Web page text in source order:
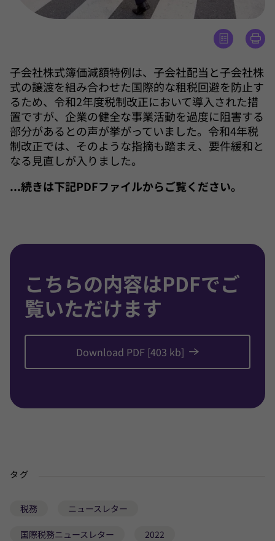
子会社株式簿価減額特例は、子会社配当と子会社株
式の譲渡を組み合わせた国際的な租税回避を防止す
るため、令和2年度税制改正において導入された措
置ですが、企業の健全な事業活動を過度に阻害する
部分があるとの声が挙がっていました。令和4年税
制改正では、そのような指摘も踏まえ、要件緩和と
なる見直しが入りました。
...続きは下記PDFファイルからご覧ください。
こちらの内容はPDFでご
覧いただけます
Download PDF [403 kb]
タグ
税務 ニュースレター
国際税務ニュースレター 2022